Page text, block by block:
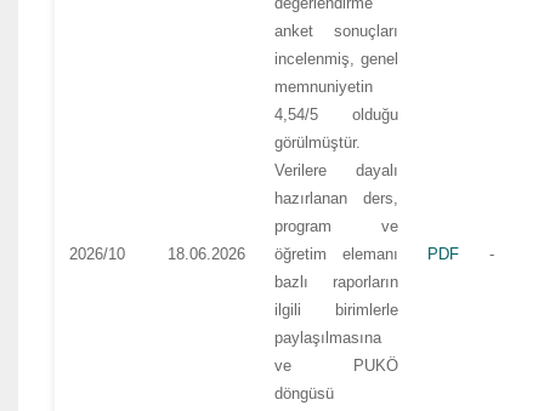
2026/10 18.06.2026
anket sonuçları
incelenmiş, genel
memnuniyetin
4,54/5 olduğu
görülmüştür.
Verilere dayalı
hazırlanan ders,
program ve
öğretim elemanı
bazlı raporların
ilgili birimlerle
paylaşılmasına
ve PUKÖ
döngüsü
PDF -